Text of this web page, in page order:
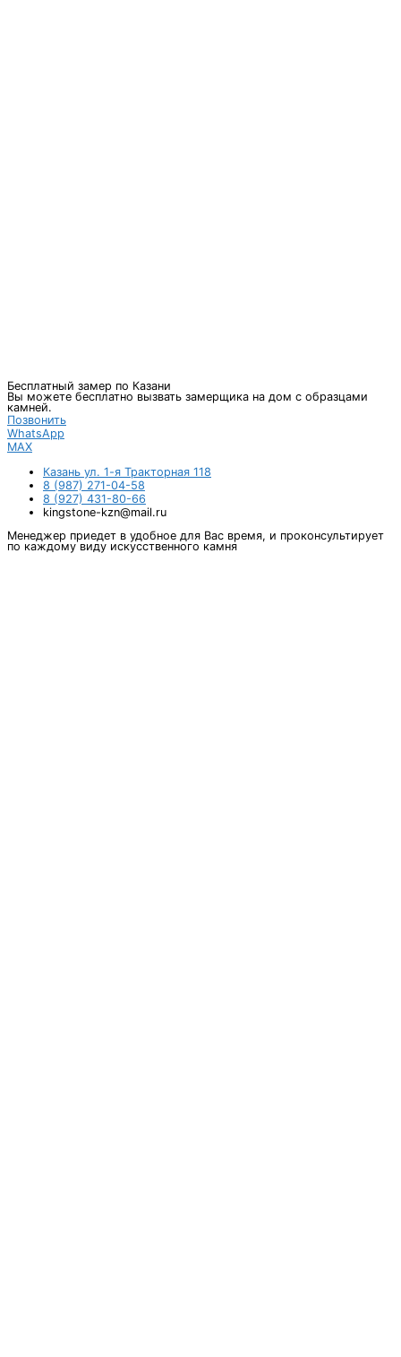
Бесплатный замер по Казани
Вы можете бесплатно вызвать замерщика на дом с образцами
камней.
Позвонить
WhatsApp
MAX
Казань ул. 1-я Тракторная 118
8 (987) 271-04-58
8 (927) 431-80-66
kingstone-kzn@mail.ru
Менеджер приедет в удобное для Вас время, и проконсультирует
по каждому виду искусственного камня